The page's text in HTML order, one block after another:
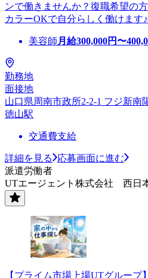
ンで働きませんか？復職希望の
カラーOKで自分らしく働けます♪
美容師 月給300,000円〜
勤務地
面接地
山口県周南市政所2-2-1 フジ新南
徳山駅
交通費支給
詳細を見る
応募画面に進む
派遣労働者
UTエージェント株式会社 西日
【プライム市場上場UTグループ